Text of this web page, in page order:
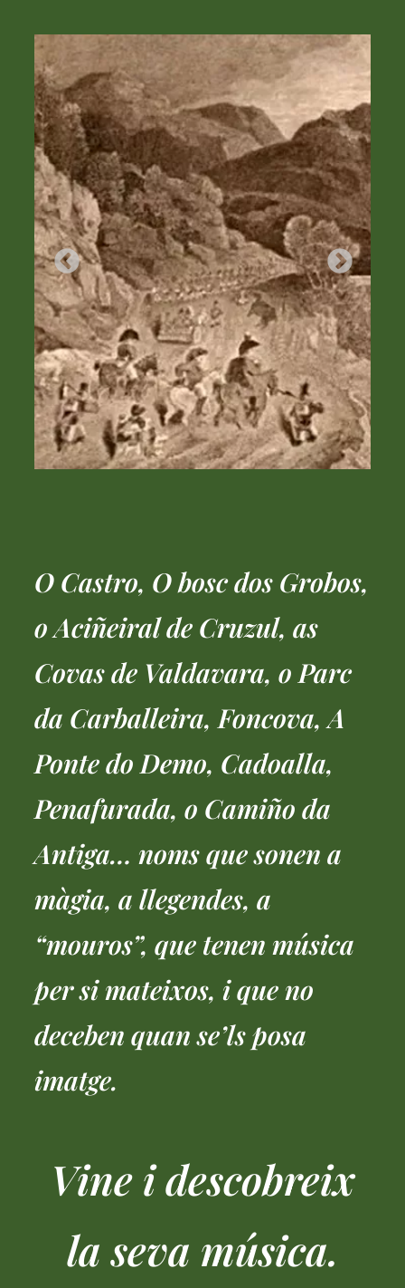
O Castro, O bosc dos Grobos,
o Aciñeiral de Cruzul, as
Covas de Valdavara, o Parc
da Carballeira, Foncova, A
Ponte do Demo, Cadoalla,
Penafurada, o Camiño da
Antiga… noms que sonen a
màgia, a llegendes, a
“mouros”, que tenen música
per si mateixos, i que no
deceben quan se’ls posa
imatge.
Vine i descobreix
la seva música.